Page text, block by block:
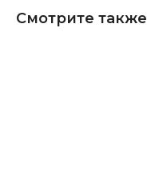
Смотрите также